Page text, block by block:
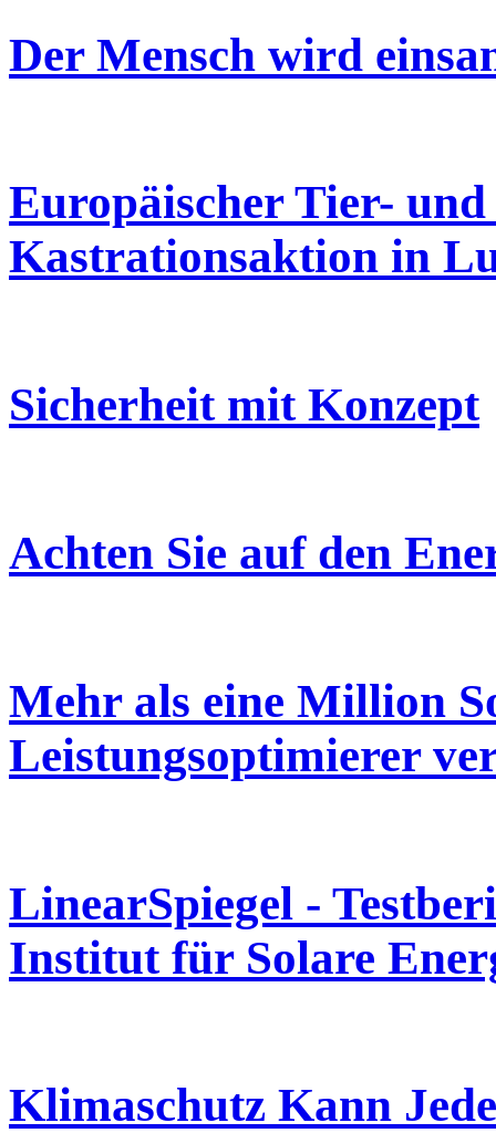
Der Mensch wird
Europäischer Tier-
Kastrationsaktion in
Sicherheit mit Konzept
Achten Sie auf den
Mehr als eine Million
Leistungsoptimierer
LinearSpiegel -
Institut für Solare
Klimaschutz Kann